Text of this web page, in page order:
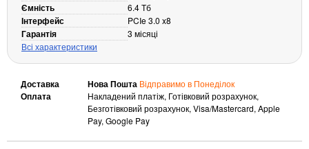
Клавіатури, миші, комплекти
Відеоспостереження
IP-камери
Автоматичні вимикачі
Акумулятори для ДБЖ
Ємність 6.4 Тб
Інтерфейс PCIe 3.0 x8
Гарантія
3 місяці
Всі характеристики
Доставка Нова Пошта Відправимо в Понеділок
Оплата
Накладений платіж, Готівковий розрахунок,
Безготівковий розрахунок, Visa/Mastercard, Apple
Pay, Google Pay